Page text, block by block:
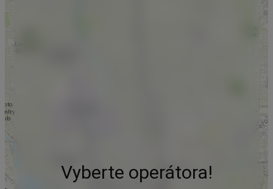
Vyberte operátora!